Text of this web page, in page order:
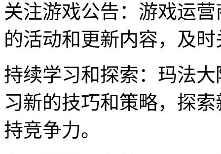
关注游戏公告：游戏运
的活动和更新内容，及
持续学习和探索：玛法
习新的技巧和策略，探
持竞争力。